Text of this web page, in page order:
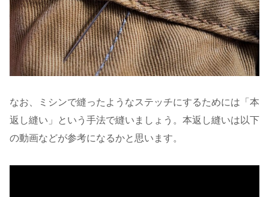
なお、ミシンで縫ったようなステッチにするためには「本
返し縫い」という手法で縫いましょう。本返し縫いは以下
の動画などが参考になるかと思います。